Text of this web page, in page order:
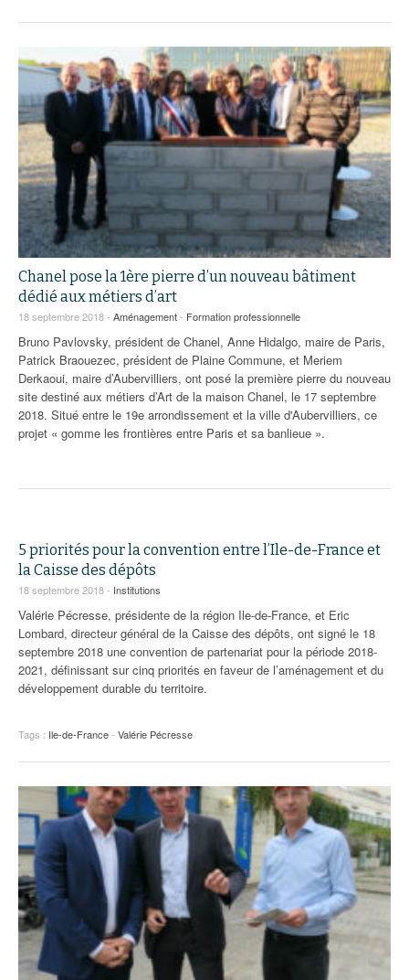
Chanel pose la 1ère pierre d’un nouveau bâtiment
dédié aux métiers d’art
18 septembre 2018 - Aménagement- Formation professionnelle
Bruno Pavlovsky, président de Chanel, Anne Hidalgo, maire de Paris,
Patrick Braouezec, président de Plaine Commune, et Meriem
Derkaoui, maire d’Aubervilliers, ont posé la première pierre du nouveau
site destiné aux métiers d’Art de la maison Chanel, le 17 septembre
2018. Situé entre le 19e arrondissement et la ville d'Aubervilliers, ce
projet « gomme les frontières entre Paris et sa banlieue ».
5 priorités pour la convention entre l’Ile-de-France et
la Caisse des dépôts
18 septembre 2018 - Institutions
Valérie Pécresse, présidente de la région Ile-de-France, et Eric
Lombard, directeur général de la Caisse des dépôts, ont signé le 18
septembre 2018 une convention de partenariat pour la période 2018-
2021, définissant sur cinq priorités en faveur de l’aménagement et du
développement durable du territoire.
Tags : Ile-de-France- Valérie Pécresse